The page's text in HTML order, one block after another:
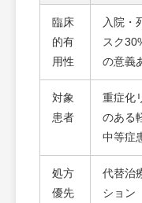
臨床
的有
用性
入院・
スク
の意義
対象
患者
重症化
のある
中等症
処方
優先
代替治
ション